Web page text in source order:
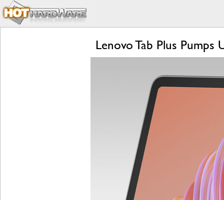
Lenovo Tab Plus Pumps